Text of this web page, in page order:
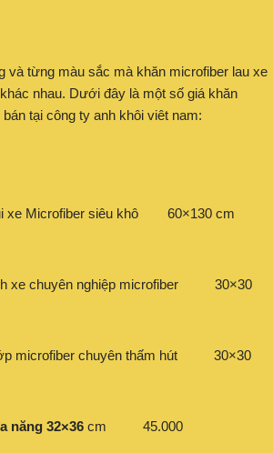
và từng màu sắc mà khăn microfiber lau xe
nhau. Dưới đây là một số giá khăn
tại công ty anh khôi viêt nam:
xe Microfiber siêu khô 60×130 cm
xe chuyên nghiệp microfiber 30×30
lớp microfiber chuyên thấm hút 30×30
năng 32×36 cm 45.000